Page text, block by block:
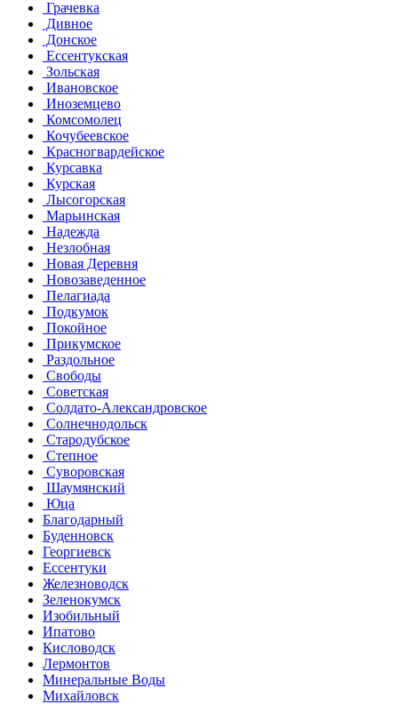
Грачевка
Дивное
Донское
Ессентукская
Зольская
Ивановское
Иноземцево
Комсомолец
Кочубеевское
Красногвардейское
Курсавка
Курская
Лысогорская
Марьинская
Надежда
Незлобная
Новая Деревня
Новозаведенное
Пелагиада
Подкумок
Покойное
Прикумское
Раздольное
Свободы
Советская
Солдато-Александровское
Солнечнодольск
Стародубское
Степное
Суворовская
Шаумянский
Юца
Благодарный
Буденновск
Георгиевск
Ессентуки
Железноводск
Зеленокумск
Изобильный
Ипатово
Кисловодск
Лермонтов
Минеральные Воды
Михайловск